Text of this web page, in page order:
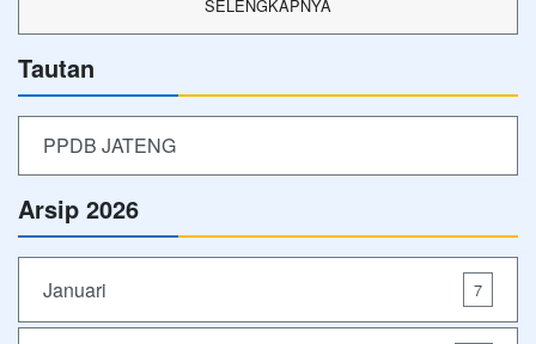
SELENGKAPNYA
Tautan
PPDB JATENG
Arsip 2026
Januari 7